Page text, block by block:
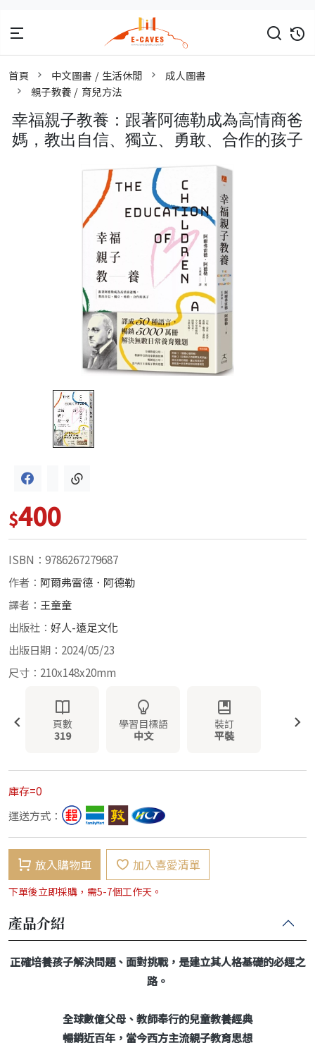
首頁 中文圖書 / 生活休閒
成人圖書
親子教養 / 育兒方法
幸福親子教養：跟著阿德勒成為高情商爸
媽，教出自信、獨立、勇敢、合作的孩子
$400
ISBN：9786267279687
作者： 阿爾弗雷德．阿德勒
譯者： 王童童
出版社： 好人-遠足文化
出版日期：2024/05/23
尺寸：210x148x20mm
頁數
319
學習目標語
中文
裝訂
平裝
庫存=0
運送方式：
放入購物車 加入喜愛清單
下單後立即採購，需5-7個工作天。
產品介紹
正確培養孩子解決問題、面對挑戰，是建立其人格基礎的必經之
路。
全球數億父母、教師奉行的兒童教養經典
暢銷近百年，當今西方主流親子教育思想